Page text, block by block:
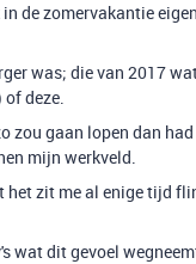
de zomervakantie
was; die van 2017
deze.
zou gaan lopen dan
mijn werkveld.
zit me al enige tijd
wat dit gevoel